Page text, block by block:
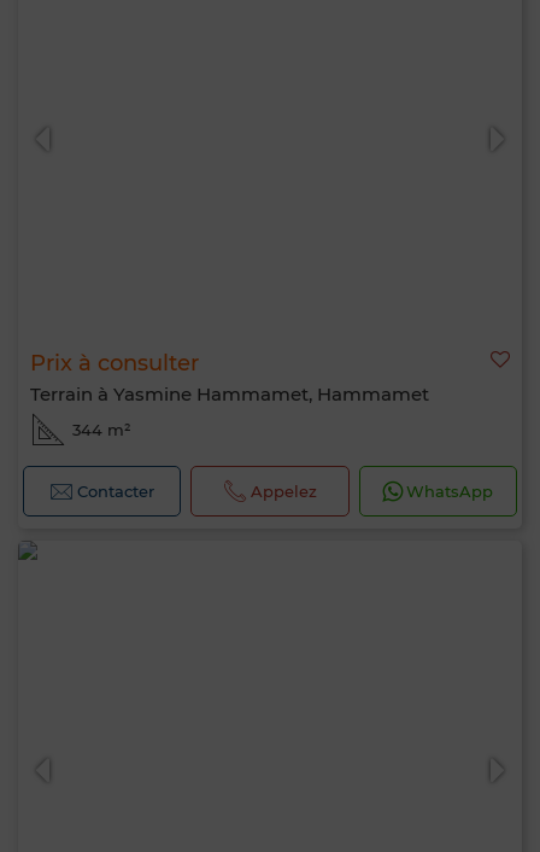
Prix à consulter
Terrain à Yasmine Hammamet, Hammamet
344 m²
Contacter Appelez WhatsApp